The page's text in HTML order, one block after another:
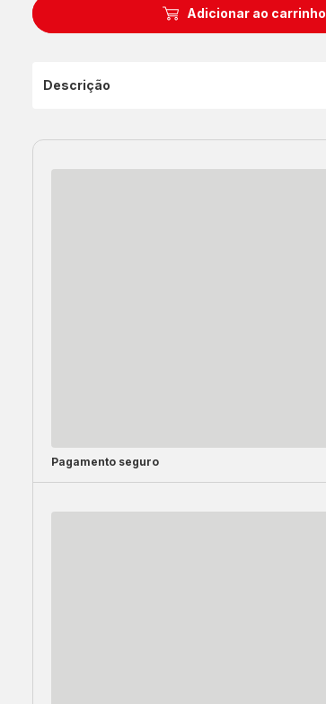
Adicionar ao carrinho
Descrição
Pagamento seguro